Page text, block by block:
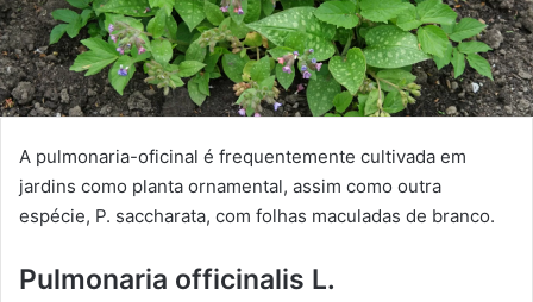
A pulmonaria-oficinal é frequentemente cultivada em
jardins como planta ornamental, assim como outra
espécie, P. saccharata, com folhas maculadas de branco.
Pulmonaria officinalis L.